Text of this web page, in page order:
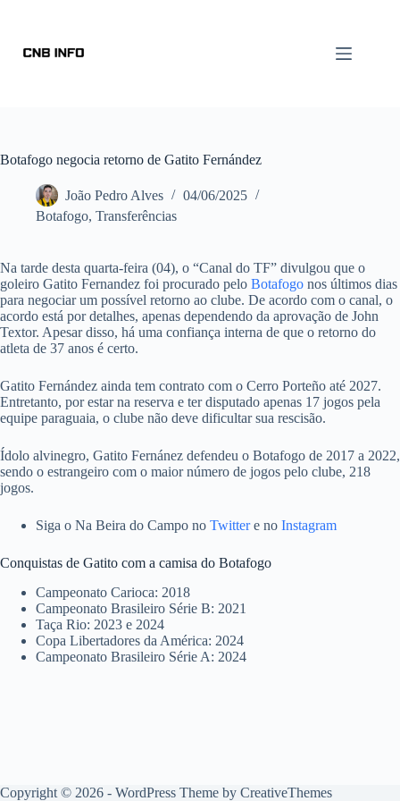
Botafogo negocia retorno de Gatito Fernández
João Pedro Alves
04/06/2025
Botafogo, Transferências
Na tarde desta quarta-feira (04), o “Canal do TF” divulgou que o
goleiro Gatito Fernandez foi procurado pelo Botafogo nos últimos dias
para negociar um possível retorno ao clube. De acordo com o canal, o
acordo está por detalhes, apenas dependendo da aprovação de John
Textor. Apesar disso, há uma confiança interna de que o retorno do
atleta de 37 anos é certo.
Gatito Fernández ainda tem contrato com o Cerro Porteño até 2027.
Entretanto, por estar na reserva e ter disputado apenas 17 jogos pela
equipe paraguaia, o clube não deve dificultar sua rescisão.
Ídolo alvinegro, Gatito Fernánez defendeu o Botafogo de 2017 a 2022,
sendo o estrangeiro com o maior número de jogos pelo clube, 218
jogos.
Siga o Na Beira do Campo no Twittere no Instagram
Conquistas de Gatito com a camisa do Botafogo
Campeonato Carioca: 2018
Campeonato Brasileiro Série B: 2021
Taça Rio: 2023 e 2024
Copa Libertadores da América: 2024
Campeonato Brasileiro Série A: 2024
Copyright © 2026 - WordPress Theme by CreativeThemes